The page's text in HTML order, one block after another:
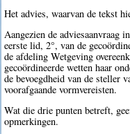
Het advies, waarvan de tekst
Aangezien de adviesaanvraag
eerste lid, 2°, van de
de afdeling Wetgeving
gecoördineerde wetten haar
de bevoegdheid van de steller
voorafgaande vormvereisten.
Wat die drie punten betreft,
opmerkingen.